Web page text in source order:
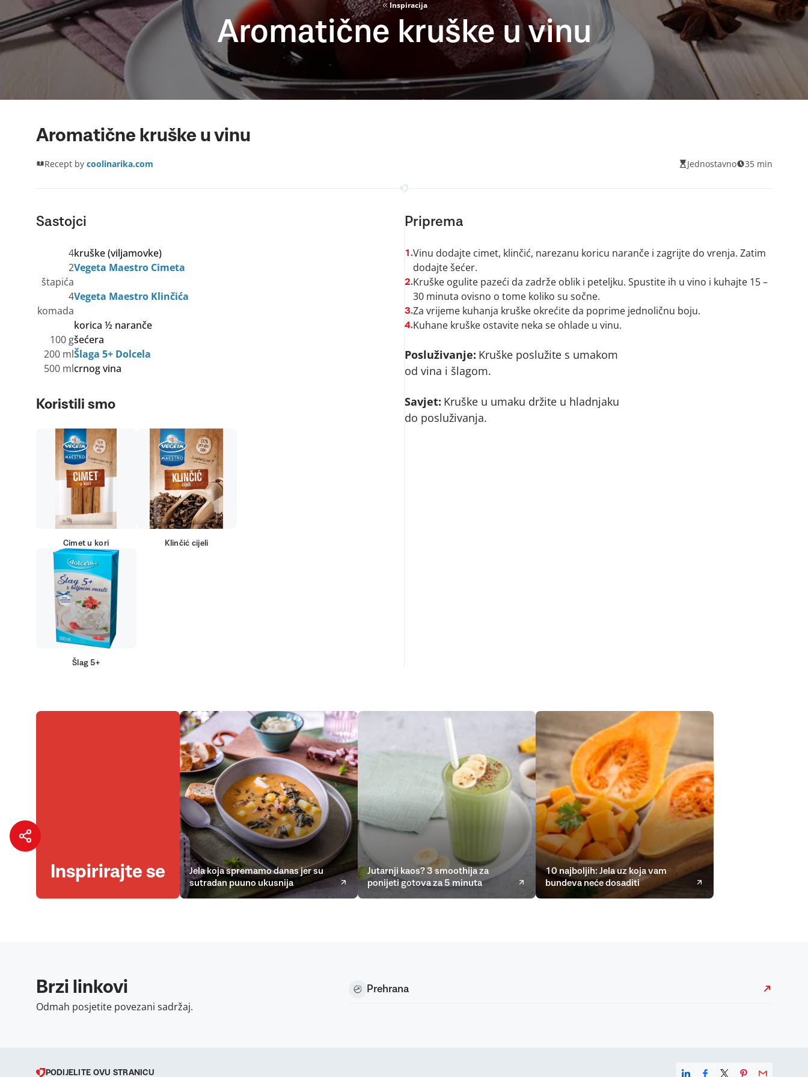
Inspiracija
Aromatične kruške u vinu
Aromatične kruške u vinu
Recept by coolinarika.com Jednostavno 35 min
Sastojci
4kruške (viljamovke)
2
štapića
Vegeta Maestro Cimeta
4
komada
Vegeta Maestro Klinčića
korica ½ naranče
100 gšećera
200 mlŠlaga 5+ Dolcela
500 mlcrnog vina
Koristili smo
Cimet u kori Klinčić cijeli
Šlag 5+
Priprema
1.Vinu dodajte cimet, klinčić, narezanu koricu naranče i zagrijte do vrenja. Zatim
dodajte šećer.
2.Kruške ogulite pazeći da zadrže oblik i peteljku. Spustite ih u vino i kuhajte 15 –
30 minuta ovisno o tome koliko su sočne.
3.Za vrijeme kuhanja kruške okrećite da poprime jednoličnu boju.
4.Kuhane kruške ostavite neka se ohlade u vinu.
Posluživanje: Kruške poslužite s umakom
od vina i šlagom.
Savjet: Kruške u umaku držite u hladnjaku
do posluživanja.
Inspirirajte se
Jela koja spremamo danas jer su
sutradan puuno ukusnija
Jutarnji kaos? 3 smoothija za
ponijeti gotova za 5 minuta
10 najboljih: Jela uz koja vam
bundeva neće dosaditi
Brzi linkovi
Odmah posjetite povezani sadržaj.
Prehrana
PODIJELITE OVU STRANICU